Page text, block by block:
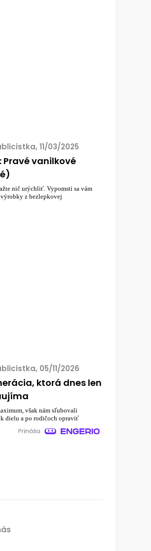
11/03/2025
Pravé vanilkové
nič urýchliť. Vypomstí sa vám
z bezlepkovej
05/11/2026
ktorá dnes len
však nám sľubovali
dielu a po rodičoch opraviť